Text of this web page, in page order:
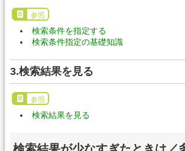
参照
検索条件を指定する
検索条件指定の基礎知識
3.検索結果を見る
参照
検索結果を見る